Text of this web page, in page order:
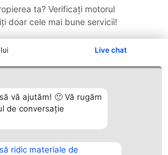
Live chat
vă ajutăm! 🙂 Vă rugăm
de conversație
ridic materiale de
ta? Verificați motorul
doar cele mai bune servicii!
Plebiscyt Contact